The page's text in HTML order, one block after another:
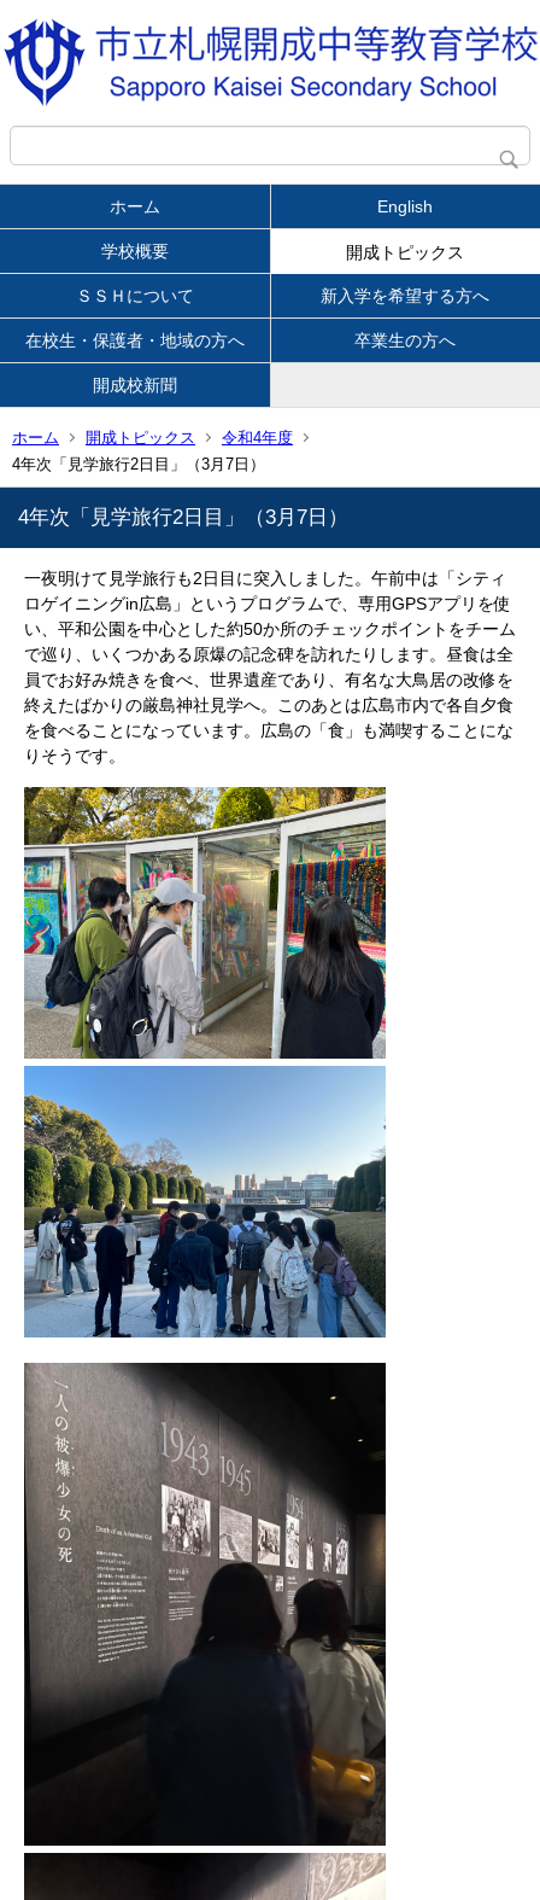
ホーム English
学校概要 開成トピックス
ＳＳＨについて 新入学を希望する方へ
在校生・保護者・地域の方へ 卒業生の方へ
開成校新聞
ホーム 開成トピックス
令和4年度
4年次「見学旅行2日目」（3月7日）
4年次「見学旅行2日目」（3月7日）
一夜明けて見学旅行も2日目に突入しました。午前中は「シティ
ロゲイニングin広島」というプログラムで、専用GPSアプリを使
い、平和公園を中心とした約50か所のチェックポイントをチーム
で巡り、いくつかある原爆の記念碑を訪れたりします。昼食は全
員でお好み焼きを食べ、世界遺産であり、有名な大鳥居の改修を
終えたばかりの厳島神社見学へ。このあとは広島市内で各自夕食
を食べることになっています。広島の「食」も満喫することにな
りそうです。